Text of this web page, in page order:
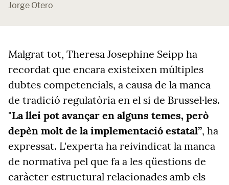
Jorge Otero
Malgrat tot, Theresa Josephine Seipp ha
recordat que encara existeixen múltiples
dubtes competencials, a causa de la manca
de tradició regulatòria en el si de Brussel·les.
"La llei pot avançar en alguns temes, però
depèn molt de la implementació estatal”, ha
expressat. L'experta ha reivindicat la manca
de normativa pel que fa a les qüestions de
caràcter estructural relacionades amb els